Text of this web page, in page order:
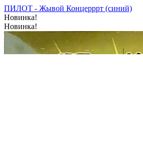
ПИЛОТ - Жывой Концерррт (синий)
Новинка!
Новинка!